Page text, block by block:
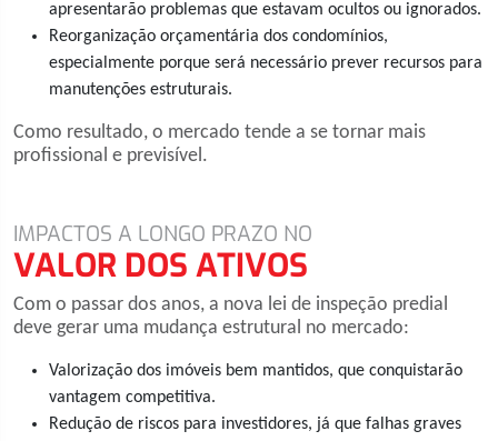
apresentarão problemas que estavam ocultos ou ignorados.
Reorganização orçamentária dos condomínios,
especialmente porque será necessário prever recursos para
manutenções estruturais.
Como resultado, o mercado tende a se tornar mais
profissional e previsível.
IMPACTOS A LONGO PRAZO NO
VALOR DOS ATIVOS
Com o passar dos anos, a nova lei de inspeção predial
deve gerar uma mudança estrutural no mercado:
Valorização dos imóveis bem mantidos, que conquistarão
vantagem competitiva.
Redução de riscos para investidores, já que falhas graves